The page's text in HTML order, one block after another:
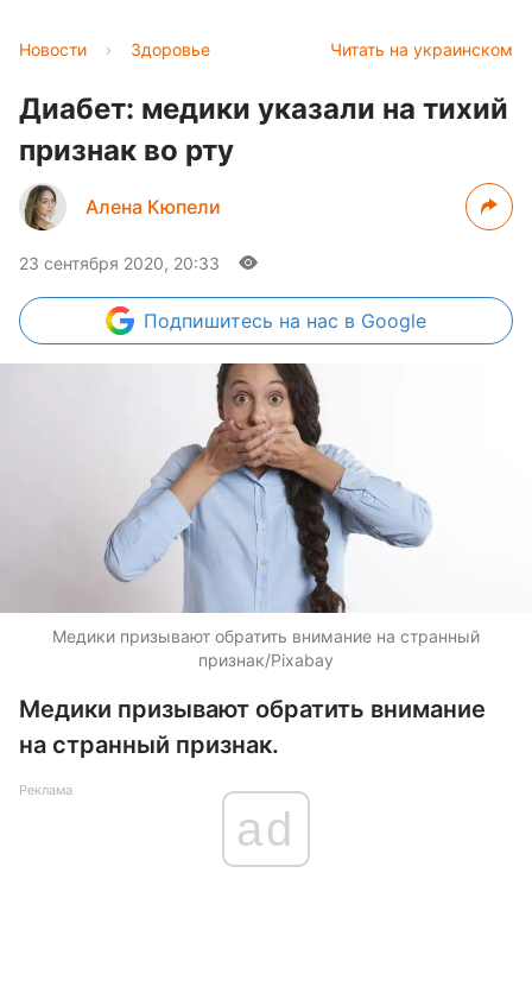
Читать на украинском
Новости › Здоровье
Диабет: медики указали на тихий
признак во рту
Алена Кюпели
23 сентября 2020, 20:33
Подпишитесь на нас в Google
Медики призывают обратить внимание на странный
признак/Pixabay
Медики призывают обратить внимание
на странный признак.
Реклама
ad